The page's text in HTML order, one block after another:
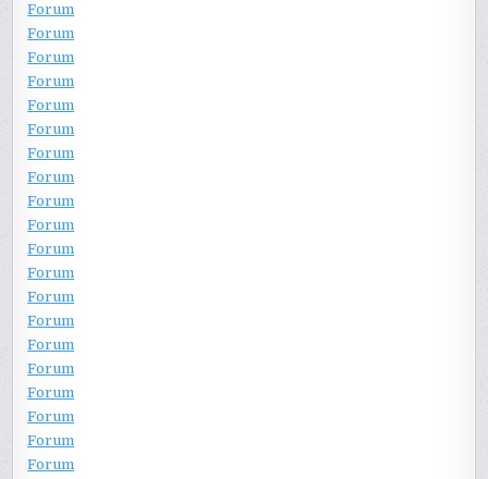
Forum
Forum
Forum
Forum
Forum
Forum
Forum
Forum
Forum
Forum
Forum
Forum
Forum
Forum
Forum
Forum
Forum
Forum
Forum
Forum